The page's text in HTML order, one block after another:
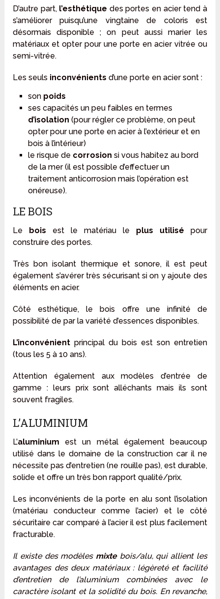
D’autre part, l’esthétique des portes en acier tend à
s’améliorer puisqu’une vingtaine de coloris est
désormais disponible ; on peut aussi marier les
matériaux et opter pour une porte en acier vitrée ou
semi-vitrée.
Les seuls inconvénients d’une porte en acier sont :
son poids
ses capacités un peu faibles en termes
d’isolation (pour régler ce problème, on peut
opter pour une porte en acier à l’extérieur et en
bois à l’intérieur)
le risque de corrosion si vous habitez au bord
de la mer (il est possible d’effectuer un
traitement anticorrosion mais l’opération est
onéreuse).
LE BOIS
Le bois est le matériau le plus utilisé pour
construire des portes.
Très bon isolant thermique et sonore, il est peut
également s’avérer très sécurisant si on y ajoute des
éléments en acier.
Côté esthétique, le bois offre une infinité de
possibilité de par la variété d’essences disponibles.
L’inconvénient principal du bois est son entretien
(tous les 5 à 10 ans).
Attention également aux modèles d’entrée de
gamme : leurs prix sont alléchants mais ils sont
souvent fragiles.
L’ALUMINIUM
L’aluminium est un métal également beaucoup
utilisé dans le domaine de la construction car il ne
nécessite pas d’entretien (ne rouille pas), est durable,
solide et offre un très bon rapport qualité/prix.
Les inconvénients de la porte en alu sont l’isolation
(matériau conducteur comme l’acier) et le côté
sécuritaire car comparé à l’acier il est plus facilement
fracturable.
Il existe des modèles mixtebois/alu, qui allient les
avantages des deux matériaux : légèreté et facilité
d’entretien de l’aluminium combinées avec le
caractère isolant et la solidité du bois. En revanche,